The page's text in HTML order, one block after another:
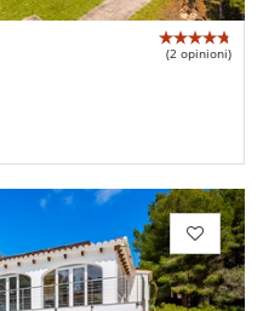
(2 opinioni)